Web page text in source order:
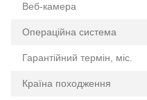
Веб-камера
Операційна система
Гарантійний термін, міс.
Країна походження